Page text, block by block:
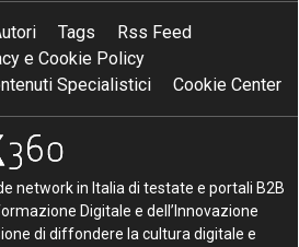
Tags
Rss Feed
e Cookie Policy
Specialistici
Cookie Center
network in Italia di testate e portali B2B
Digitale e dell’Innovazione
di diffondere la cultura digitale e